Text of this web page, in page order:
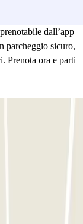
dall’app
parcheggio sicuro,
Prenota ora e parti